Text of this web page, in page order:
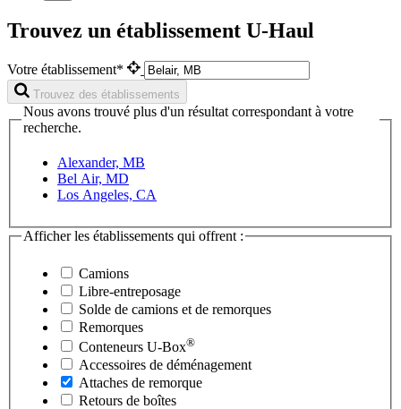
Trouvez un établissement U-Haul
Votre établissement*
Trouvez des établissements
Nous avons trouvé plus d'un résultat correspondant à votre
recherche.
Alexander, MB
Bel Air, MD
Los Angeles, CA
Afficher les établissements qui offrent :
Camions
Libre-entreposage
Solde de camions et de remorques
Remorques
Conteneurs U-Box®
Accessoires de déménagement
Attaches de remorque
Retours de boîtes